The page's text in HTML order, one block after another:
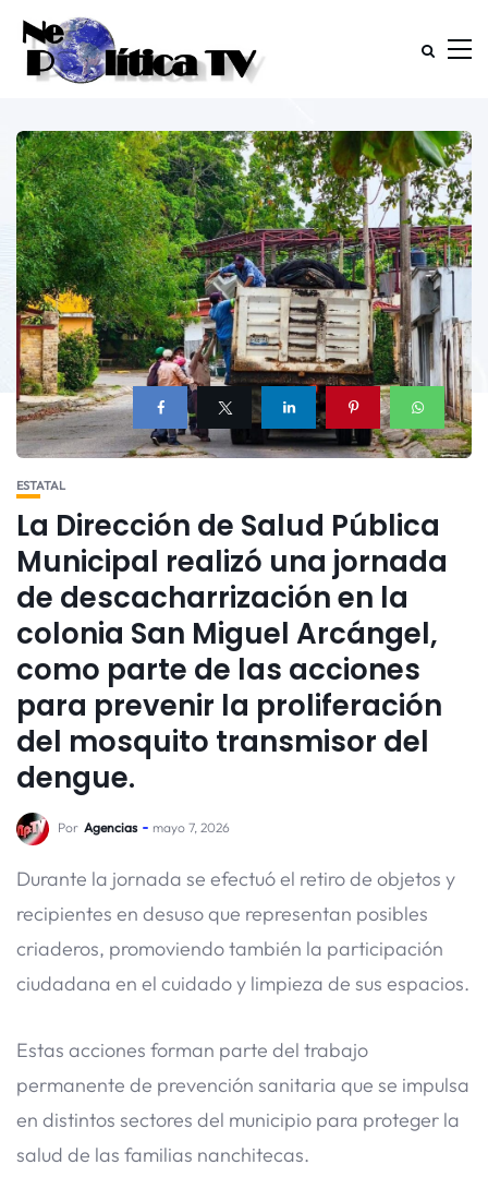
ESTATAL
La Dirección de Salud Pública
Municipal realizó una jornada
de descacharrización en la
colonia San Miguel Arcángel,
como parte de las acciones
para prevenir la proliferación
del mosquito transmisor del
dengue.
Por Agencias mayo 7, 2026
Durante la jornada se efectuó el retiro de objetos y
recipientes en desuso que representan posibles
criaderos, promoviendo también la participación
ciudadana en el cuidado y limpieza de sus espacios.
Estas acciones forman parte del trabajo
permanente de prevención sanitaria que se impulsa
en distintos sectores del municipio para proteger la
salud de las familias nanchitecas.